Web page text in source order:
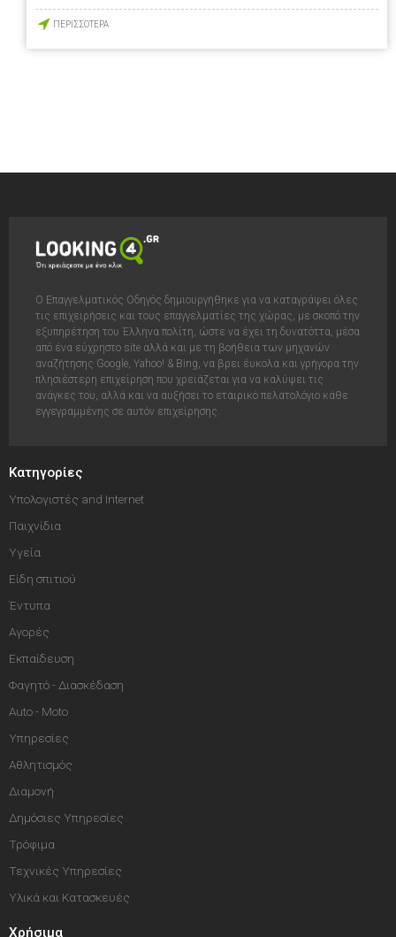
ΠΕΡΙΣΣΟΤΕΡΑ
Ο Επαγγελματικός Οδηγός δημιουργήθηκε για να καταγράψει όλες
τις επιχειρήσεις και τους επαγγελματίες της χώρας, με σκοπό την
εξυπηρέτηση του Έλληνα πολίτη, ώστε να έχει τη δυνατόττα, μέσα
από ένα εύχρηστο site αλλά και με τη βοήθεια των μηχανών
αναζήτησης Google, Yahoo! & Bing, να βρει έυκολα και γρήγορα την
πλησιέστερη επιχείρηση που χρειάζεται για να καλύψει τις
ανάγκες του, αλλά και να αυξήσει το εταιρικό πελατολόγιο κάθε
εγγεγραμμένης σε αυτόν επιχείρησης.
Κατηγορίες
Υπολογιστές and Internet
Παιχνίδια
Υγεία
Είδη σπιτιού
Έντυπα
Αγορές
Εκπαίδευση
Φαγητό - Διασκέδαση
Auto - Moto
Υπηρεσίες
Αθλητισμός
Διαμονή
Δημόσιες Υπηρεσίες
Τρόφιμα
Τεχνικές Υπηρεσίες
Υλικά και Κατασκευές
Χρήσιμα